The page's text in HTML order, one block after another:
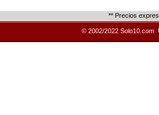
** Precios
© 2002/2022 Solo10.com